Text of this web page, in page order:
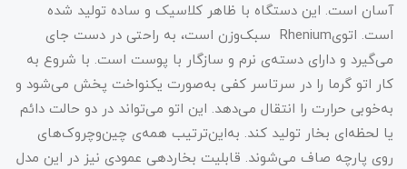
آسان است. این دستگاه با ظاهر کلاسیک و ساده تولید شده
است. اتویRhenium سبک‌وزن است، به راحتی در دست جای
می‌گیرد و دارای دسته‌ی نرم و سازگار با پوست است. با شروع به
کار اتو گرما را در سرتاسر کفی به‌صورت یکنواخت پخش می‌شود و
به‌خوبی حرارت را انتقال می‌دهد. این اتو می‌تواند در دو حالت دائم
یا لحظه‌ای بخار تولید کند. به‌این‌ترتیب همه‌ی چین‌وچروک‌های
روی پارچه صاف می‌شوند. قابلیت بخاردهی عمودی نیز در این مدل